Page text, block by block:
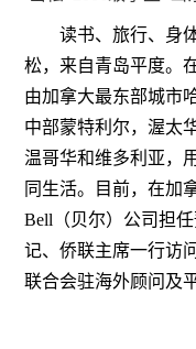
读书、旅行、身
松，来自青岛平度。
由加拿大最东部城市
中部蒙特利尔，渥太
温哥华和维多利亚，
同生活。目前，在加
Bell（贝尔）公司担
记、侨联主席一行访
联合会驻海外顾问及